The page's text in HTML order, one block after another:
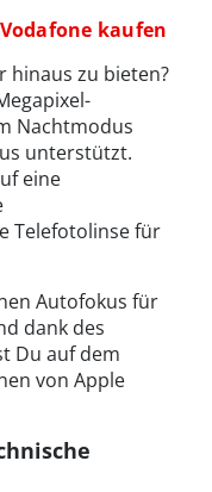
kaufen
hinaus zu bieten?
Nachtmodus
unterstützt.
eine
Telefotolinse für
Autofokus für
dank des
Du auf dem
von Apple